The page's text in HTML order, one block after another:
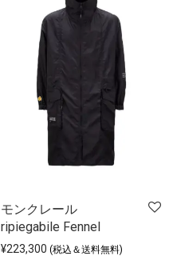
モンクレール
ripiegabile Fennel
¥223,300 (税込＆送料無料)